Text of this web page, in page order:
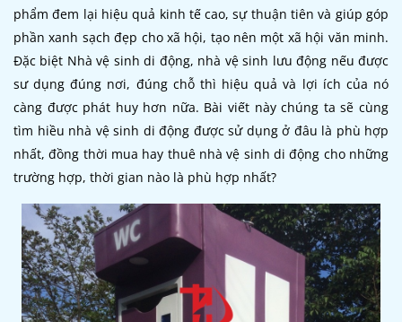
phẩm đem lại hiệu quả kinh tế cao, sự thuận tiên và giúp góp
phần xanh sạch đẹp cho xã hội, tạo nên một xã hội văn minh.
Đặc biệt Nhà vệ sinh di động, nhà vệ sinh lưu động nếu được
sư dụng đúng nơi, đúng chỗ thì hiệu quả và lợi ích của nó
càng được phát huy hơn nữa. Bài viết này chúng ta sẽ cùng
tìm hiều nhà vệ sinh di động được sử dụng ở đâu là phù hợp
nhất, đồng thời mua hay thuê nhà vệ sinh di động cho những
trường hợp, thời gian nào là phù hợp nhất?